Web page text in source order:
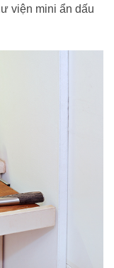
viện mini ẩn dấu